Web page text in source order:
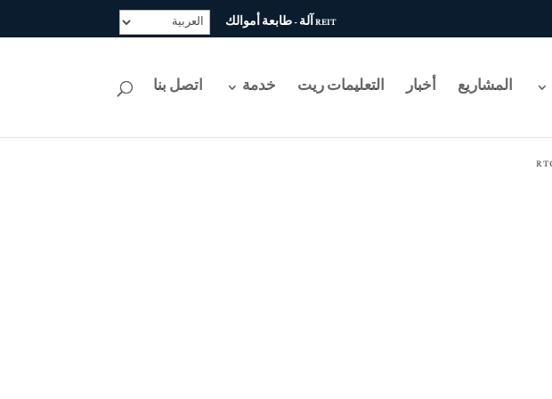
REIT آلة - طابعة أموالك
المشاريع أخبار التعليمات ريت خدمة اتصل بنا